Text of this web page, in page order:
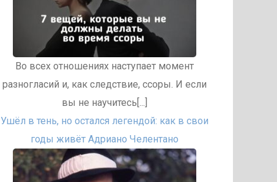
Во всех отношениях наступает момент
разногласий и, как следствие, ссоры. И если
вы не научитесь[...]
Ушёл в тень, но остался легендой: как в свои
годы живёт Адриано Челентано